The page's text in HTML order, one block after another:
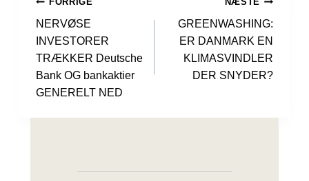
NERVØSE
INVESTORER
TRÆKKER Deutsche
Bank OG bankaktier
GENERELT NED
GREENWASHING:
ER DANMARK EN
KLIMASVINDLER
DER SNYDER?